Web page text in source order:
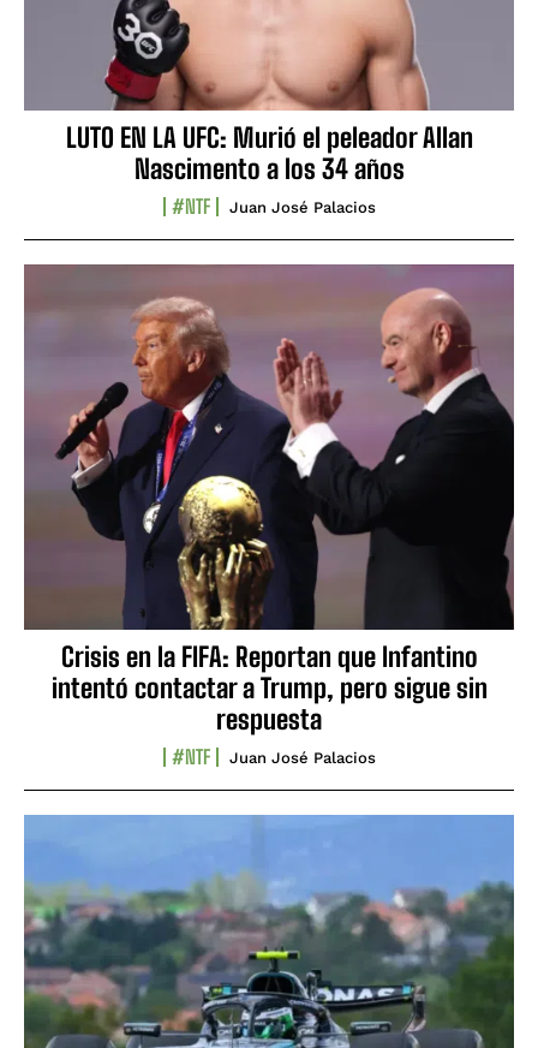
LUTO EN LA UFC: Murió el peleador Allan
Nascimento a los 34 años
#NTF Juan José Palacios
Crisis en la FIFA: Reportan que Infantino
intentó contactar a Trump, pero sigue sin
respuesta
#NTF Juan José Palacios